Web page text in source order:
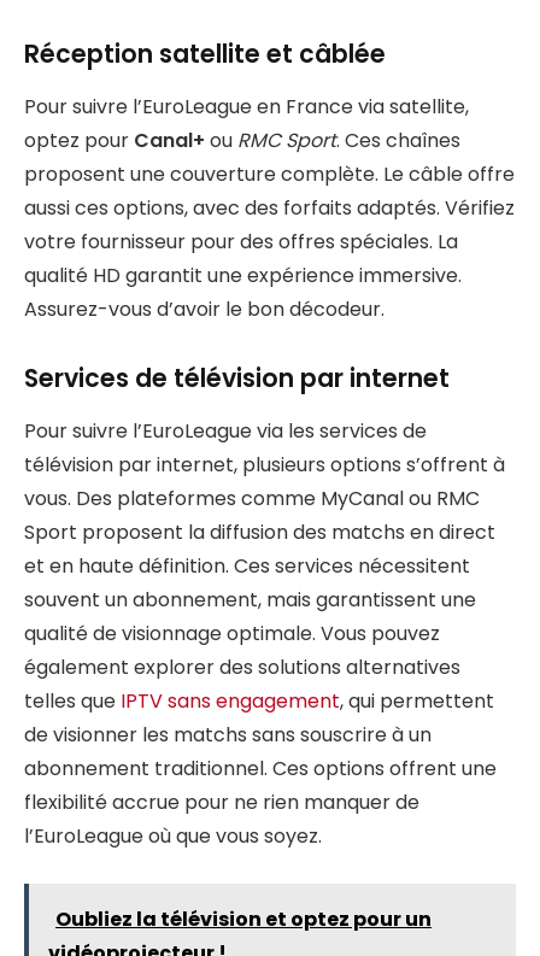
Réception satellite et câblée
Pour suivre l’EuroLeague en France via satellite,
optez pour Canal+ ou RMC Sport. Ces chaînes
proposent une couverture complète. Le câble offre
aussi ces options, avec des forfaits adaptés. Vérifiez
votre fournisseur pour des offres spéciales. La
qualité HD garantit une expérience immersive.
Assurez-vous d’avoir le bon décodeur.
Services de télévision par internet
Pour suivre l’EuroLeague via les services de
télévision par internet, plusieurs options s’offrent à
vous. Des plateformes comme MyCanal ou RMC
Sport proposent la diffusion des matchs en direct
et en haute définition. Ces services nécessitent
souvent un abonnement, mais garantissent une
qualité de visionnage optimale. Vous pouvez
également explorer des solutions alternatives
telles que IPTV sans engagement, qui permettent
de visionner les matchs sans souscrire à un
abonnement traditionnel. Ces options offrent une
flexibilité accrue pour ne rien manquer de
l’EuroLeague où que vous soyez.
Oubliez la télévision et optez pour un